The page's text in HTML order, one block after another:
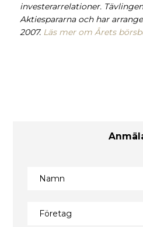
investerarrelationer.
Aktiespararna och har
2007. Läs mer om Årets
Namn
Företag